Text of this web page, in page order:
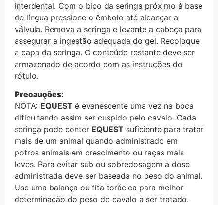
interdental. Com o bico da seringa próximo à base
de língua pressione o êmbolo até alcançar a
válvula. Remova a seringa e levante a cabeça para
assegurar a ingestão adequada do gel. Recoloque
a capa da seringa. O conteúdo restante deve ser
armazenado de acordo com as instruções do
rótulo.
Precauções:
NOTA: EQUEST é evanescente uma vez na boca
dificultando assim ser cuspido pelo cavalo. Cada
seringa pode conter EQUEST suficiente para tratar
mais de um animal quando administrado em
potros animais em crescimento ou raças mais
leves. Para evitar sub ou sobredosagem a dose
administrada deve ser baseada no peso do animal.
Use uma balança ou fita torácica para melhor
determinação do peso do cavalo a ser tratado.